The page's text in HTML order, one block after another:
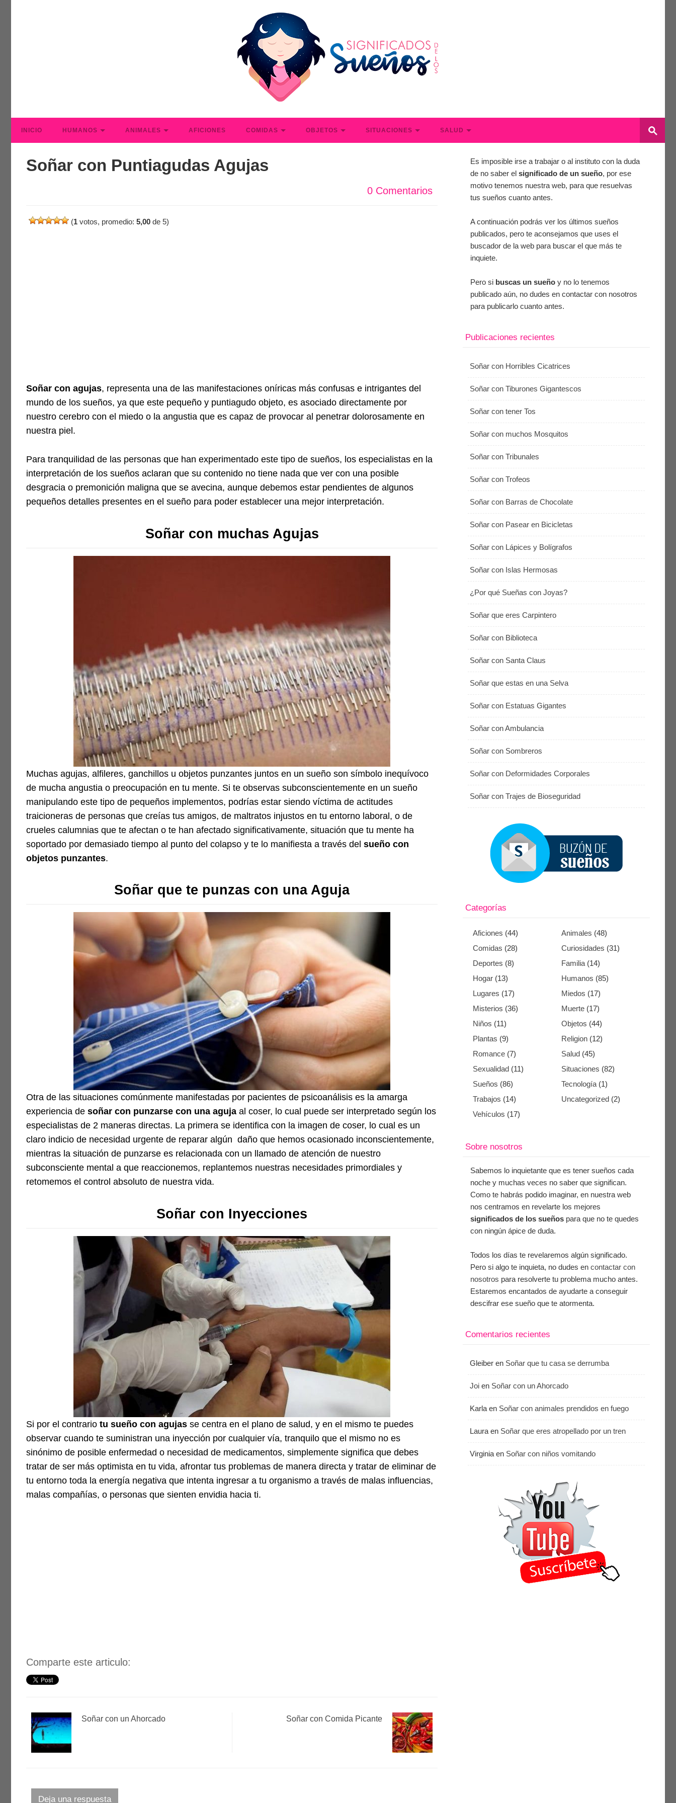
INICIO HUMANOS ANIMALES AFICIONES COMIDAS OBJETOS SITUACIONES SALUD
Soñar con Puntiagudas Agujas
0 Comentarios
(1 votos, promedio: 5,00 de 5)
Soñar con agujas, representa una de las manifestaciones oníricas más confusas e intrigantes del
mundo de los sueños, ya que este pequeño y puntiagudo objeto, es asociado directamente por
nuestro cerebro con el miedo o la angustia que es capaz de provocar al penetrar dolorosamente en
nuestra piel.
Para tranquilidad de las personas que han experimentado este tipo de sueños, los especialistas en la
interpretación de los sueños aclaran que su contenido no tiene nada que ver con una posible
desgracia o premonición maligna que se avecina, aunque debemos estar pendientes de algunos
pequeños detalles presentes en el sueño para poder establecer una mejor interpretación.
Soñar con muchas Agujas
Muchas agujas, alfileres, ganchillos u objetos punzantes juntos en un sueño son símbolo inequívoco
de mucha angustia o preocupación en tu mente. Si te observas subconscientemente en un sueño
manipulando este tipo de pequeños implementos, podrías estar siendo víctima de actitudes
traicioneras de personas que creías tus amigos, de maltratos injustos en tu entorno laboral, o de
crueles calumnias que te afectan o te han afectado significativamente, situación que tu mente ha
soportado por demasiado tiempo al punto del colapso y te lo manifiesta a través del sueño con
objetos punzantes.
Soñar que te punzas con una Aguja
Otra de las situaciones comúnmente manifestadas por pacientes de psicoanálisis es la amarga
experiencia de soñar con punzarse con una aguja al coser, lo cual puede ser interpretado según los
especialistas de 2 maneras directas. La primera se identifica con la imagen de coser, lo cual es un
claro indicio de necesidad urgente de reparar algún daño que hemos ocasionado inconscientemente,
mientras la situación de punzarse es relacionada con un llamado de atención de nuestro
subconsciente mental a que reaccionemos, replantemos nuestras necesidades primordiales y
retomemos el control absoluto de nuestra vida.
Soñar con Inyecciones
Si por el contrario tu sueño con agujas se centra en el plano de salud, y en el mismo te puedes
observar cuando te suministran una inyección por cualquier vía, tranquilo que el mismo no es
sinónimo de posible enfermedad o necesidad de medicamentos, simplemente significa que debes
tratar de ser más optimista en tu vida, afrontar tus problemas de manera directa y tratar de eliminar de
tu entorno toda la energía negativa que intenta ingresar a tu organismo a través de malas influencias,
malas compañías, o personas que sienten envidia hacia ti.
Comparte este articulo:
Soñar con un Ahorcado Soñar con Comida Picante
Deja una respuesta
Es imposible irse a trabajar o al instituto con la duda
de no saber el significado de un sueño, por ese
motivo tenemos nuestra web, para que resuelvas
tus sueños cuanto antes.
A continuación podrás ver los últimos sueños
publicados, pero te aconsejamos que uses el
buscador de la web para buscar el que más te
inquiete.
Pero si buscas un sueño y no lo tenemos
publicado aún, no dudes en contactar con nosotros
para publicarlo cuanto antes.
Publicaciones recientes
Soñar con Horribles Cicatrices
Soñar con Tiburones Gigantescos
Soñar con tener Tos
Soñar con muchos Mosquitos
Soñar con Tribunales
Soñar con Trofeos
Soñar con Barras de Chocolate
Soñar con Pasear en Bicicletas
Soñar con Lápices y Bolígrafos
Soñar con Islas Hermosas
¿Por qué Sueñas con Joyas?
Soñar que eres Carpintero
Soñar con Biblioteca
Soñar con Santa Claus
Soñar que estas en una Selva
Soñar con Estatuas Gigantes
Soñar con Ambulancia
Soñar con Sombreros
Soñar con Deformidades Corporales
Soñar con Trajes de Bioseguridad
Categorías
Aficiones (44) Animales (48)
Comidas (28) Curiosidades (31)
Deportes (8) Familia (14)
Hogar (13) Humanos (85)
Lugares (17) Miedos (17)
Misterios (36) Muerte (17)
Niños (11) Objetos (44)
Plantas (9) Religion (12)
Romance (7) Salud (45)
Sexualidad (11) Situaciones (82)
Sueños (86) Tecnología (1)
Trabajos (14) Uncategorized (2)
Vehículos (17)
Sobre nosotros
Sabemos lo inquietante que es tener sueños cada
noche y muchas veces no saber que significan.
Como te habrás podido imaginar, en nuestra web
nos centramos en revelarte los mejores
significados de los sueños para que no te quedes
con ningún ápice de duda.
Todos los días te revelaremos algún significado.
Pero si algo te inquieta, no dudes en contactar con
nosotros para resolverte tu problema mucho antes.
Estaremos encantados de ayudarte a conseguir
descifrar ese sueño que te atormenta.
Comentarios recientes
Gleiber en Soñar que tu casa se derrumba
Joi en Soñar con un Ahorcado
Karla en Soñar con animales prendidos en fuego
Laura en Soñar que eres atropellado por un tren
Virginia en Soñar con niños vomitando